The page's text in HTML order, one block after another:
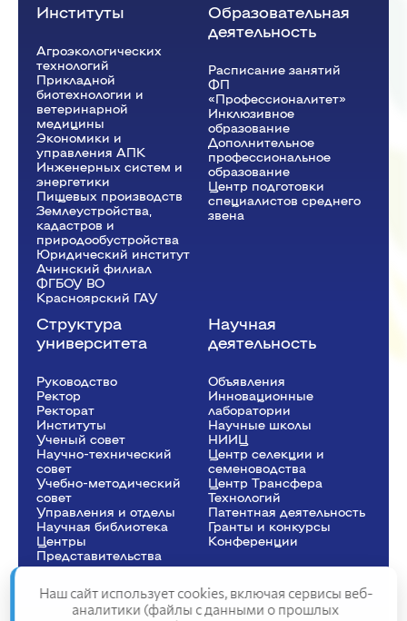
Институты
Агроэкологических
технологий
Прикладной
биотехнологии и
ветеринарной
медицины
Экономики и
управления АПК
Инженерных систем и
энергетики
Пищевых производств
Землеустройства,
кадастров и
природообустройства
Юридический институт
Ачинский филиал
ФГБОУ ВО
Красноярский ГАУ
Образовательная
деятельность
Расписание занятий
ФП
«Профессионалитет»
Инклюзивное
образование
Дополнительное
профессиональное
образование
Центр подготовки
специалистов среднего
звена
Структура
университета
Руководство
Ректор
Рeкторат
Институты
Ученый совет
Научно-технический
совет
Учебно-методический
совет
Управления и отделы
Научная библиотека
Центры
Представительства
Научная
деятельность
Объявления
Инновационные
лаборатории
Научные школы
НИИЦ
Центр селекции и
семеноводства
Центр Трансфера
Технологий
Патентная деятельность
Гранты и конкурсы
Конференции
Наш сайт использует cookies, включая сервисы веб-
аналитики (файлы с данными о прошлых